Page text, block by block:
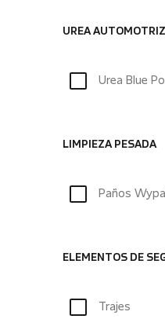
UREA AUTOMOTRIZ
Urea Blue
LIMPIEZA PESADA
Paños Wypall
ELEMENTOS DE
Trajes